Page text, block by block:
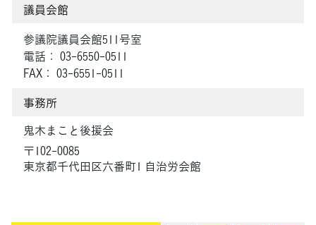
議員会館
参議院議員会館511号室
電話： 03-6550-0511
FAX： 03-6551-0511
事務所
鬼木まこと後援会
〒102-0085
東京都千代田区六番町1 自治労会館